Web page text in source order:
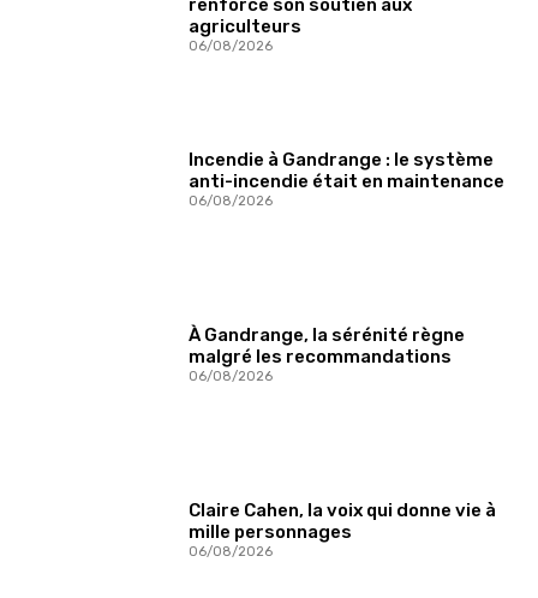
renforce son soutien aux
agriculteurs
06/08/2026
Incendie à Gandrange : le système
anti-incendie était en maintenance
06/08/2026
À Gandrange, la sérénité règne
malgré les recommandations
06/08/2026
Claire Cahen, la voix qui donne vie à
mille personnages
06/08/2026